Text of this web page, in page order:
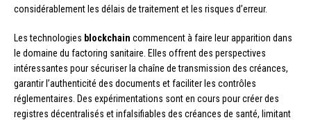
considérablement les délais de traitement et les risques d’erreur.
Les technologies blockchain commencent à faire leur apparition dans
le domaine du factoring sanitaire. Elles offrent des perspectives
intéressantes pour sécuriser la chaîne de transmission des créances,
garantir l’authenticité des documents et faciliter les contrôles
réglementaires. Des expérimentations sont en cours pour créer des
registres décentralisés et infalsifiables des créances de santé, limitant